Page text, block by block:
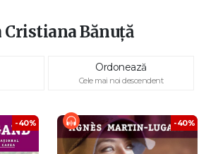
Cristiana Bănuță
Ordonează
Cele mai noi descendent
-40% -40%